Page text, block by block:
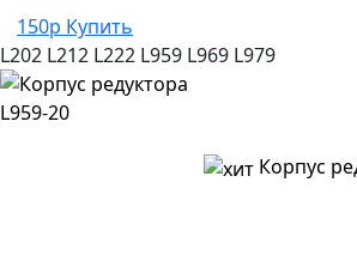
150р Купить
L202 L212 L222 L959 L969 L979
Корпус